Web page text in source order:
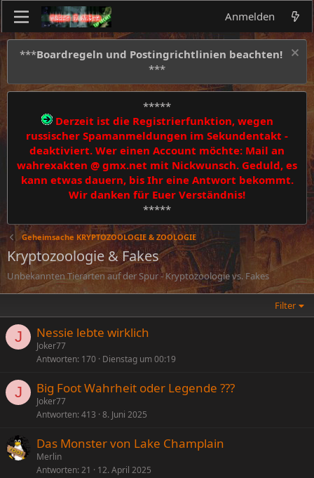
Anmelden
***Boardregeln und Postingrichtlinien beachten!
***
*****
Derzeit ist die Registrierfunktion, wegen
russischer Spamanmeldungen im Sekundentakt -
deaktiviert. Wer einen Account möchte: Mail an
wahrexakten @ gmx.net mit Nickwunsch. Geduld, es
kann etwas dauern, bis Ihr eine Antwort bekommt.
Wir danken für Euer Verständnis!
*****
Geheimsache KRYPTOZOOLOGIE & ZOOLOGIE
Kryptozoologie & Fakes
Unbekannten Tierarten auf der Spur - Kryptozoologie vs. Fakes
Filter
J Nessie lebte wirklich
Joker77
Antworten 170 Dienstag um 00:19
J Big Foot Wahrheit oder Legende ???
Joker77
Antworten 413 8. Juni 2025
Das Monster von Lake Champlain
Merlin
Antworten 21 12. April 2025